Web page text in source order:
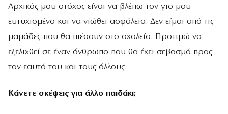
Αρχικός µου στόχος είναι να βλέπω τον γιο µου
ευτυχισµένο και να νιώθει ασφάλεια. ∆εν είµαι από τις
µαµάδες που θα πιέσουν στο σχολείο. Προτιµώ να
εξελιχθεί σε έναν άνθρωπο που θα έχει σεβασµό προς
τον εαυτό του και τους άλλους.
Κάνετε σκέψεις για άλλο παιδάκι;